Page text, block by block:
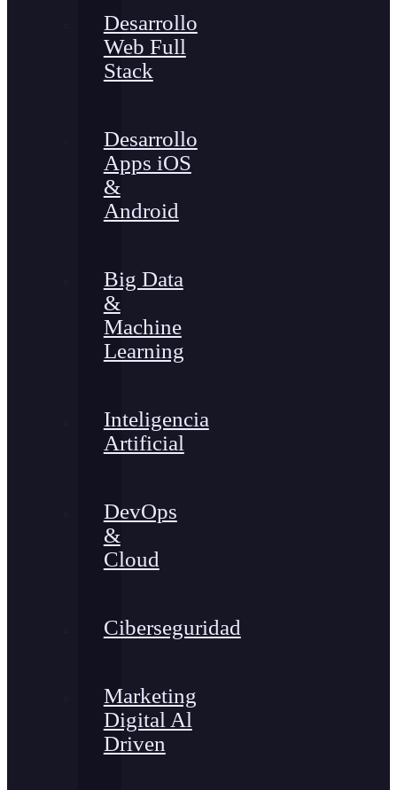
Desarrollo
Web Full
Stack
Desarrollo
Apps iOS
&
Android
Big Data
&
Machine
Learning
Inteligencia
Artificial
DevOps
&
Cloud
Ciberseguridad
Marketing
Digital Al
Driven